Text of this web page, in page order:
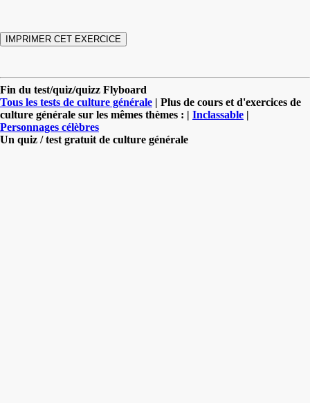
Fin du test/quiz/quizz Flyboard
Tous les tests de culture générale | Plus de cours et d'exercices de
culture générale sur les mêmes thèmes : | Inclassable |
Personnages célèbres
Un quiz / test gratuit de culture générale